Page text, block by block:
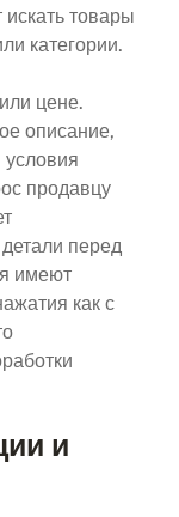
товары
категории.
цене.
описание,
продавцу
перед
имеют
как с
и